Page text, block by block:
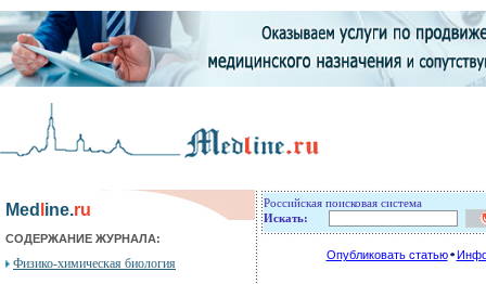
Med ine.ru
СОДЕРЖАНИЕ ЖУРНАЛА:
Физико-химическая биология
Российская поисковая система
Искать:
Опубликовать статью